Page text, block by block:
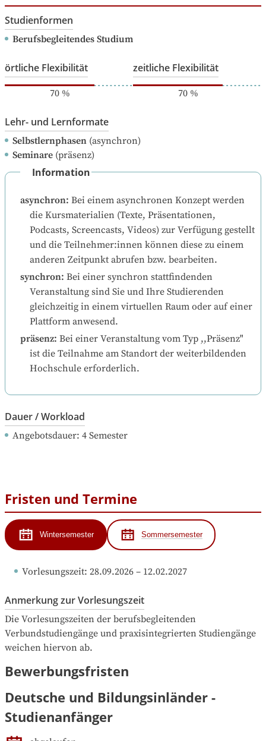
Studienformen
Berufsbegleitendes Studium
örtliche Flexibilität
70%
zeitliche Flexibilität
70%
Lehr- und Lernformate
Selbstlernphasen (asynchron)
Seminare (präsenz)
Information
asynchron: Bei einem asynchronen Konzept werden
die Kursmaterialien (Texte, Präsentationen,
Podcasts, Screencasts, Videos) zur Verfügung gestellt
und die Teilnehmer:innen können diese zu einem
anderen Zeitpunkt abrufen bzw. bearbeiten.
synchron: Bei einer synchron stattfindenden
Veranstaltung sind Sie und Ihre Studierenden
gleichzeitig in einem virtuellen Raum oder auf einer
Plattform anwesend.
präsenz: Bei einer Veranstaltung vom Typ ,,Präsenz"
ist die Teilnahme am Standort der weiterbildenden
Hochschule erforderlich.
Dauer / Workload
Angebotsdauer: 4 Semester
Fristen und Termine
Wintersemester Sommersemester
Vorlesungszeit: 28.09.2026 – 12.02.2027
Anmerkung zur Vorlesungszeit
Die Vorlesungszeiten der berufsbegleitenden
Verbundstudiengänge und praxisintegrierten Studiengänge
weichen hiervon ab.
Bewerbungsfristen
Deutsche und Bildungsinländer -
Studienanfänger